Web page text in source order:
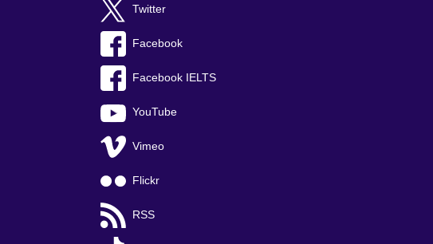
Twitter
Facebook
Facebook IELTS
YouTube
Vimeo
Flickr
RSS